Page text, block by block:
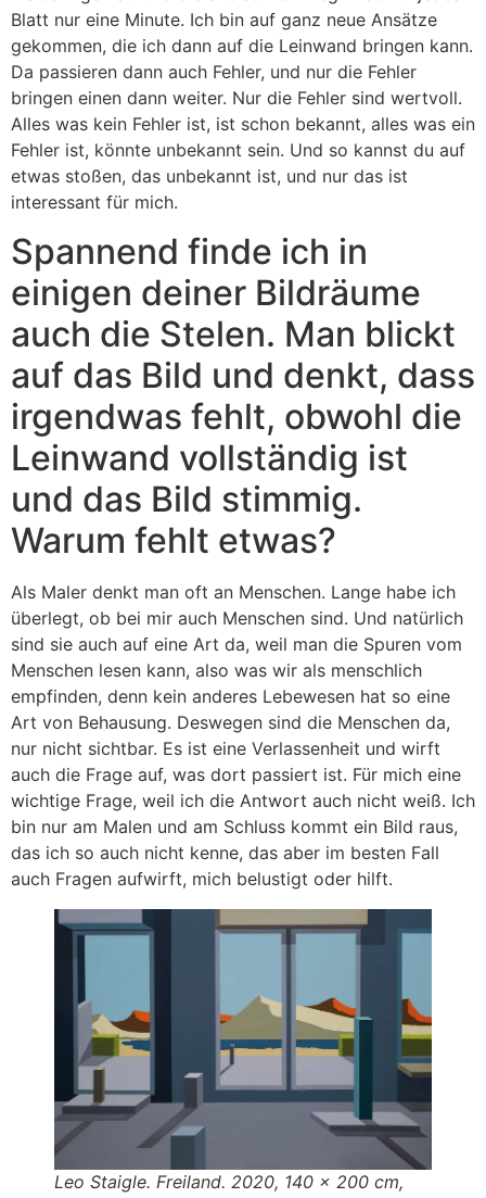
Blatt nur eine Minute. Ich bin auf ganz neue Ansätze
gekommen, die ich dann auf die Leinwand bringen kann.
Da passieren dann auch Fehler, und nur die Fehler
bringen einen dann weiter. Nur die Fehler sind wertvoll.
Alles was kein Fehler ist, ist schon bekannt, alles was ein
Fehler ist, könnte unbekannt sein. Und so kannst du auf
etwas stoßen, das unbekannt ist, und nur das ist
interessant für mich.
Spannend finde ich in
einigen deiner Bildräume
auch die Stelen. Man blickt
auf das Bild und denkt, dass
irgendwas fehlt, obwohl die
Leinwand vollständig ist
und das Bild stimmig.
Warum fehlt etwas?
Als Maler denkt man oft an Menschen. Lange habe ich
überlegt, ob bei mir auch Menschen sind. Und natürlich
sind sie auch auf eine Art da, weil man die Spuren vom
Menschen lesen kann, also was wir als menschlich
empfinden, denn kein anderes Lebewesen hat so eine
Art von Behausung. Deswegen sind die Menschen da,
nur nicht sichtbar. Es ist eine Verlassenheit und wirft
auch die Frage auf, was dort passiert ist. Für mich eine
wichtige Frage, weil ich die Antwort auch nicht weiß. Ich
bin nur am Malen und am Schluss kommt ein Bild raus,
das ich so auch nicht kenne, das aber im besten Fall
auch Fragen aufwirft, mich belustigt oder hilft.
Leo Staigle. Freiland. 2020, 140 x 200 cm,